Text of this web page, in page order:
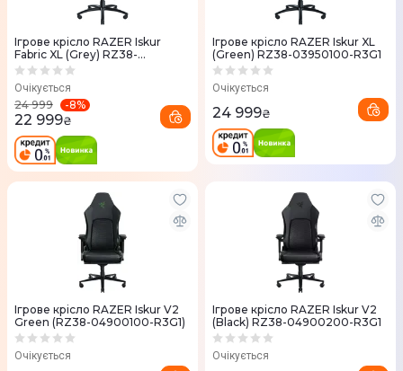
Ігрове крісло RAZER Iskur
Fabric XL (Grey) RZ38-
03950300-R3G1
Очікується
24 999 -8%
22 999₴
Ігрове крісло RAZER Iskur XL
(Green) RZ38-03950100-R3G1
Очікується
24 999₴
Ігрове крісло RAZER Iskur V2
Green (RZ38-04900100-R3G1)
Очікується
Ігрове крісло RAZER Iskur V2
(Black) RZ38-04900200-R3G1
Очікується